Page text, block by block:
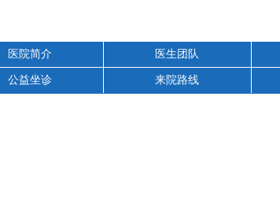
医院简介 医生团队
公益坐诊 来院路线